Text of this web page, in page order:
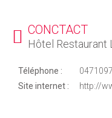
CONCTACT
Hôtel Restaurant
Téléphone :
Site internet :
http://